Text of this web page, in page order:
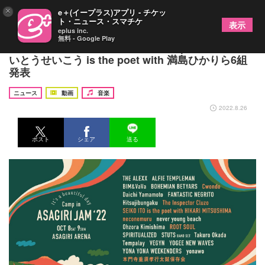
『朝霧JAM』出演者第2弾でThe Inspector Cluzo、
いとうせいこう is the poet with 満島ひかりら6組
発表
ニュース 動画
音楽
2022.8.26
ポスト シェア 送る
× e＋(イープラス)アプリ - チケッ
ト・ニュース・スマチケ
eplus inc.
無料 - Google Play
表示